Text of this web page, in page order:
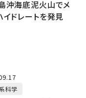
沖海底泥火山でメ
イドレートを発見
科学